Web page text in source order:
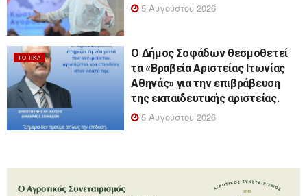
5 Αυγούστου 2026
ΤΟΠΙΚΆ
Ο Δήμος Σοφάδων θεσμοθετεί
τα «Βραβεία Αριστείας Ιτωνίας
Αθηνάς» για την επιβράβευση
της εκπαιδευτικής αριστείας.
5 Αυγούστου 2026